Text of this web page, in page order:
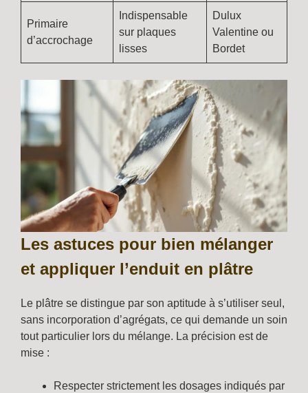
Primaire
d’accrochage
Indispensable
sur plaques
lisses
Dulux
Valentine ou
Bordet
Les astuces pour bien mélanger
et appliquer l’enduit en plâtre
Le plâtre se distingue par son aptitude à s’utiliser seul,
sans incorporation d’agrégats, ce qui demande un soin
tout particulier lors du mélange. La précision est de
mise :
Respecter strictement les dosages indiqués par